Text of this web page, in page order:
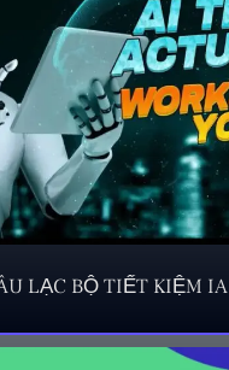
LẠC BỘ TIẾT KIỆM IA